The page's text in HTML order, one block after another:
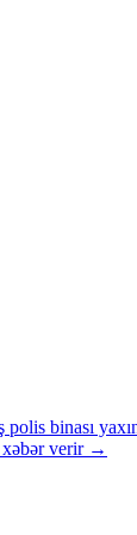
binası
verir →